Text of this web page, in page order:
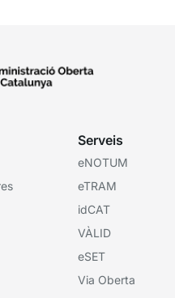
Serveis
eNOTUM
eTRAM
idCAT
VÀLID
eSET
Via Oberta